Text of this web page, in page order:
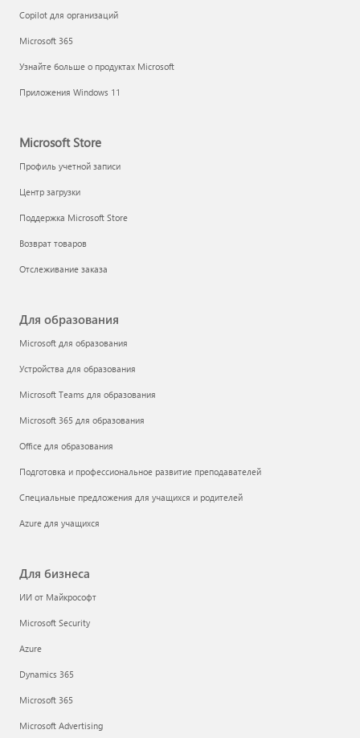
Copilot для организаций
Microsoft 365
Узнайте больше о продуктах Microsoft
Приложения Windows 11
Microsoft Store
Профиль учетной записи
Центр загрузки
Поддержка Microsoft Store
Возврат товаров
Отслеживание заказа
Для образования
Microsoft для образования
Устройства для образования
Microsoft Teams для образования
Microsoft 365 для образования
Office для образования
Подготовка и профессиональное развитие преподавателей
Специальные предложения для учащихся и родителей
Azure для учащихся
Для бизнеса
ИИ от Майкрософт
Microsoft Security
Azure
Dynamics 365
Microsoft 365
Microsoft Advertising